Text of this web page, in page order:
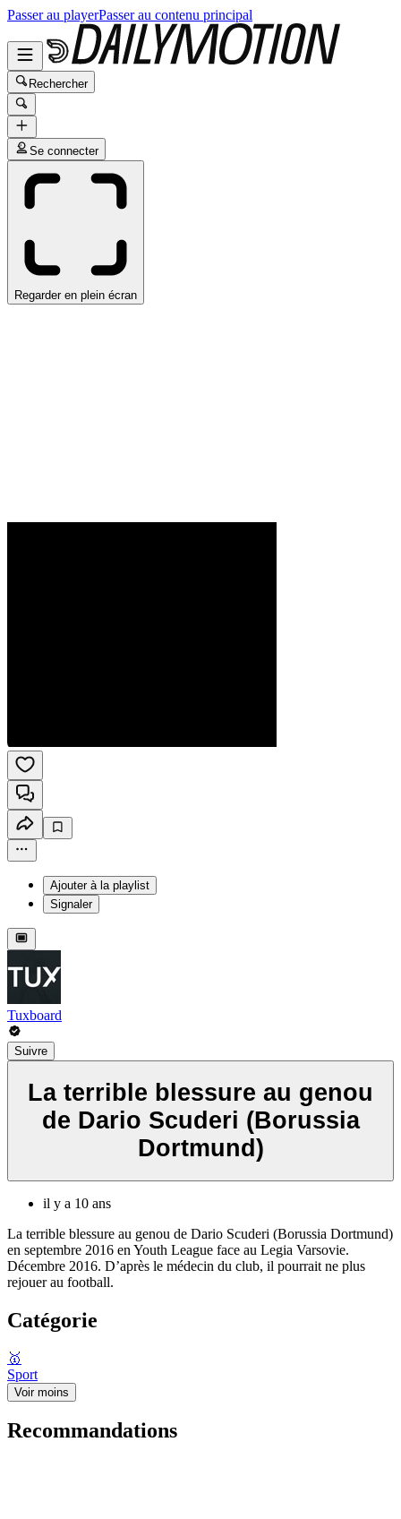
Passer au playerPasser au contenu principal
Rechercher
Se connecter
Regarder en plein écran
Ajouter à la playlist
Signaler
Tuxboard
Suivre
La terrible blessure au genou
de Dario Scuderi (Borussia
Dortmund)
il y a 10 ans
La terrible blessure au genou de Dario Scuderi (Borussia Dortmund)
en septembre 2016 en Youth League face au Legia Varsovie.
Décembre 2016. D’après le médecin du club, il pourrait ne plus
rejouer au football.
Catégorie
🥇
Sport
Voir moins
Recommandations